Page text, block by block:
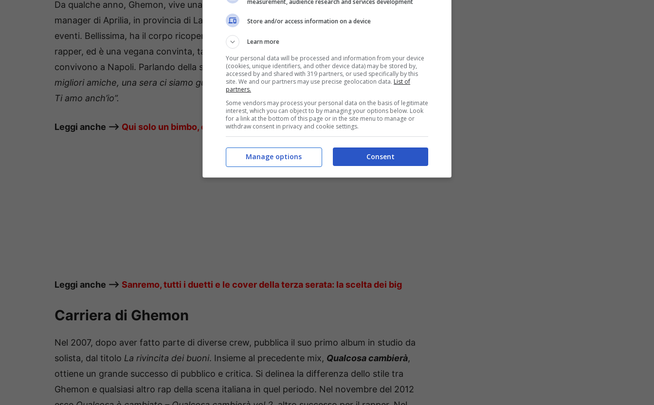
Da qualche anno, Ghemon, vive una bellissima storia d’amore conGiulia Diana,
manager di Aprilia, in provincia di Latina. Diana si occupa di organizzazione di grandi
eventi. Bellissima, ha il corpo ricoperto di tatuaggi, uno dei quali dedicato proprio al
rapper, ed è una vegana convinta, tanto da aver aperto il blog
convivono a Napoli. Parlando della sua relazione, Ghemon ha detto:“Era una delle mie
migliori amiche, una sera ci siamo guardati negli occhi e ci siamo detti: ‘Io ti amo e tu?
Ti amo anch’io”.
Leggi anche —–> Qui solo un bimbo, oggi uno dei protagonisti assoluti di Amici
Leggi anche —–> Sanremo, tutti i duetti e le cover della terza serata: la scelta dei big
Carriera di Ghemon
Nel 2007, dopo aver fatto parte di diverse crew, pubblica il suo primo album in studio da
solista, dal titolo La rivincita dei buoni. Insieme al precedente mix, Qualcosa cambierà,
ottiene un grande successo di pubblico e critica. Si delinea la differenza dello stile tra
Ghemon e qualsiasi altro rap della scena italiana in quel periodo. Nel novembre del 2012
Store and/or access information on a device
Learn more
Your personal data will be processed and information from your device
(cookies, unique identifiers, and other device data) may be stored by,
accessed by and shared with 319 partners, or used specifically by this
site. We and our partners may use precise geolocation data. List of
partners.
Some vendors may process your personal data on the basis of legitimate
interest, which you can object to by managing your options below. Look
for a link at the bottom of this page or in the site menu to manage or
withdraw consent in privacy and cookie settings.
Consent
Manage options